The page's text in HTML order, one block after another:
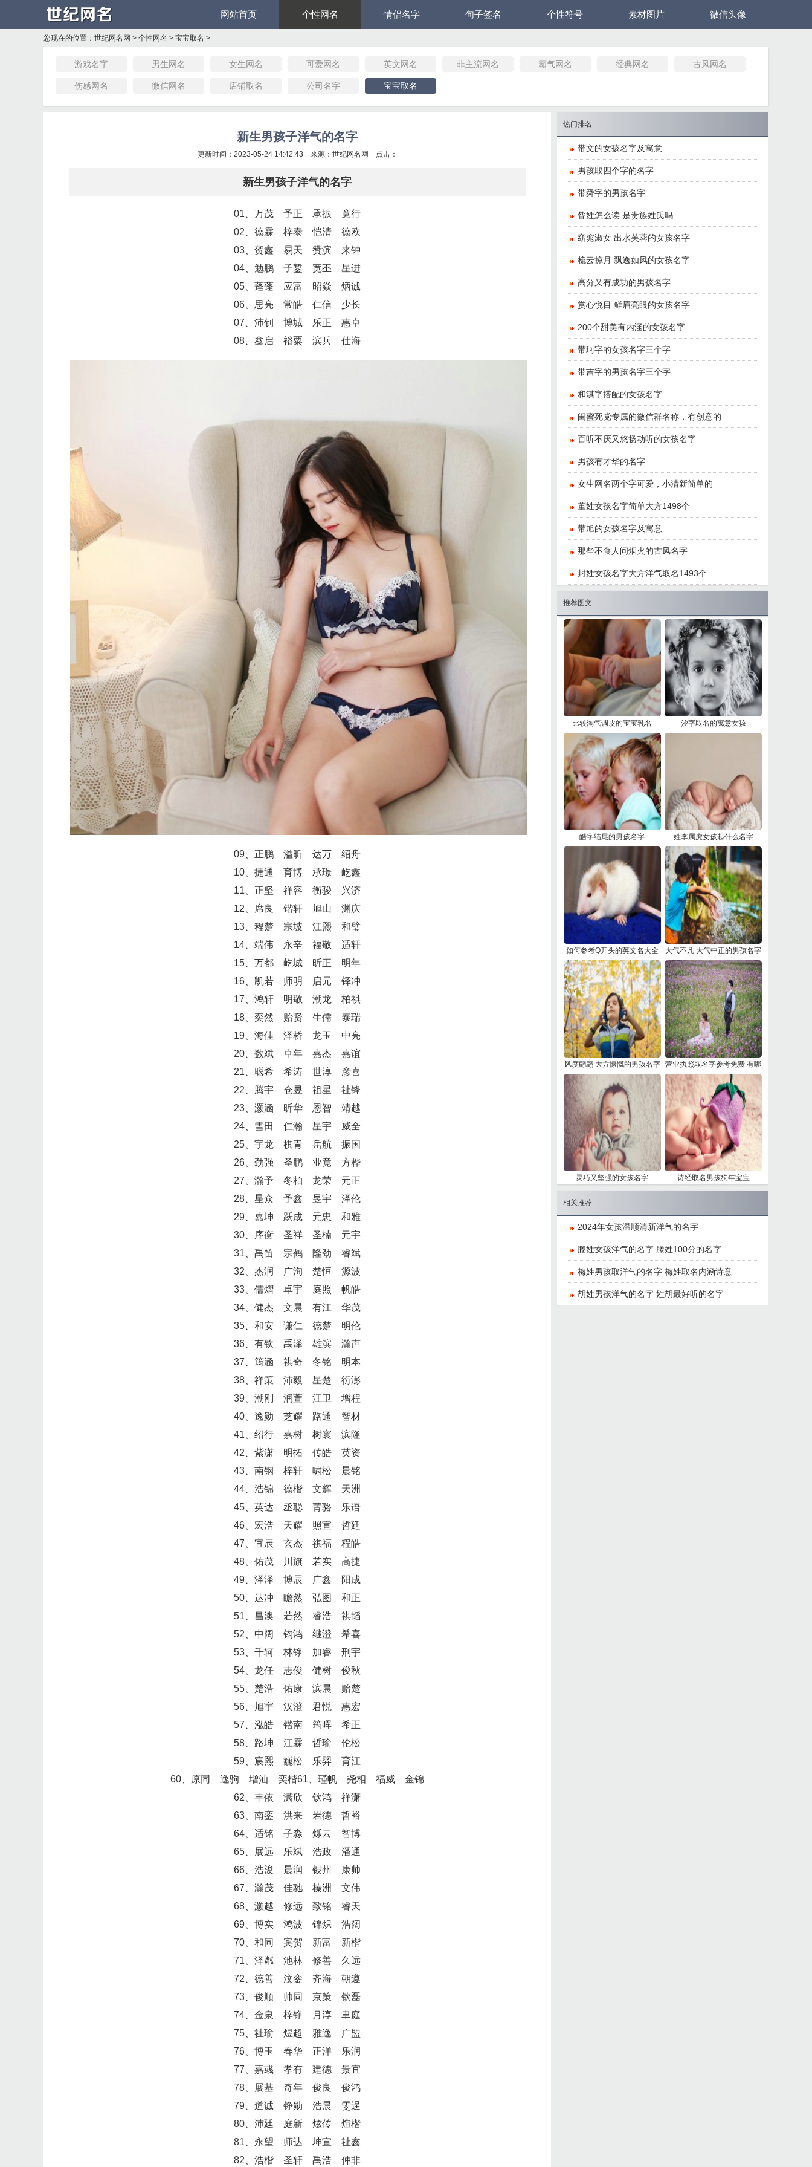
网站首页 个性网名 情侣名字 句子签名 个性符号 素材图片 微信头像
您现在的位置： 世纪网名网 > 个性网名 > 宝宝取名 >
游戏名字 男生网名 女生网名 可爱网名 英文网名 非主流网名 霸气网名 经典网名 古风网名
伤感网名 微信网名 店铺取名 公司名字 宝宝取名
新生男孩子洋气的名字
更新时间：2023-05-24 14:42:43 来源： 世纪网名网 点击：
新生男孩子洋气的名字
01、万茂 予正 承振 竟行
02、德霖 梓泰 恺清 德欧
03、贺鑫 易天 赞滨 来钟
04、勉鹏 子錾 宽丕 星进
05、蓬蓬 应富 昭焱 炳诚
06、思亮 常皓 仁信 少长
07、沛钊 博城 乐正 惠卓
08、鑫启 裕粟 滨兵 仕海
09、正鹏 溢昕 达万 绍舟
10、捷通 育博 承璟 屹鑫
11、正坚 祥容 衡骏 兴济
12、席良 锴轩 旭山 渊庆
13、程楚 宗坡 江熙 和璧
14、端伟 永辛 福敬 适轩
15、万都 屹城 昕正 明年
16、凯若 师明 启元 铎冲
17、鸿轩 明敬 潮龙 柏祺
18、奕然 贻贤 生儒 泰瑞
19、海佳 泽桥 龙玉 中亮
20、数斌 卓年 嘉杰 嘉谊
21、聪希 希涛 世淳 彦喜
22、腾宇 仓昱 祖星 祉锋
23、灏涵 昕华 恩智 靖越
24、雪田 仁瀚 星宇 威全
25、宇龙 棋青 岳航 振国
26、劲强 圣鹏 业竟 方桦
27、瀚予 冬柏 龙荣 元正
28、星众 予鑫 昱宇 泽伦
29、嘉坤 跃成 元忠 和雅
30、序衡 圣祥 圣楠 元宇
31、禹笛 宗鹤 隆劲 睿斌
32、杰润 广洵 楚恒 源波
33、儒熠 卓宇 庭照 帆皓
34、健杰 文晨 有江 华茂
35、和安 谦仁 德楚 明伦
36、有钦 禹泽 雄滨 瀚声
37、筠涵 祺奇 冬铭 明本
38、祥策 沛毅 星楚 衍澎
39、潮刚 润萱 江卫 增程
40、逸勋 芝耀 路通 智材
41、绍行 嘉树 树寰 滨隆
42、紫潇 明拓 传皓 英资
43、南钢 梓轩 啸松 晨铭
44、浩锦 德楷 文辉 天洲
45、英达 丞聪 菁骆 乐语
46、宏浩 天耀 照宣 哲廷
47、宜辰 玄杰 祺福 程皓
48、佑茂 川旗 若实 高捷
49、泽泽 博辰 广鑫 阳成
50、达冲 瞻然 弘图 和正
51、昌澳 若然 睿浩 祺韬
52、中阔 钧鸿 继澄 希喜
53、千轲 林铮 加睿 刑宇
54、龙任 志俊 健树 俊秋
55、楚浩 佑康 滨晨 贻楚
56、旭宇 汉澄 君悦 惠宏
57、泓皓 锴南 筠晖 希正
58、路坤 江霖 哲瑜 伦松
59、宸熙 巍松 乐羿 育江
60、原同 逸驹 增汕 奕楷61、瑾帆 尧相 福威 金锦
62、丰依 潇欣 钦鸿 祥潇
63、南銮 洪来 岩德 哲裕
64、适铭 子淼 烁云 智博
65、展远 乐斌 浩政 潘通
66、浩浚 晨润 银州 康帅
67、瀚茂 佳驰 榛洲 文伟
68、灏越 修远 致铭 睿天
69、博实 鸿波 锦炽 浩阔
70、和同 宾贺 新富 新楷
71、泽粼 池林 修善 久远
72、德善 汶銮 齐海 朝遵
73、俊顺 帅同 京策 钦磊
74、金泉 梓铮 月淳 聿庭
75、祉瑜 煜超 雅逸 广盟
76、博玉 春华 正洋 乐润
77、嘉彧 孝有 建德 景宜
78、展基 奇年 俊良 俊鸿
79、道诚 铮勋 浩晨 雯逞
80、沛廷 庭新 炫传 煊楷
81、永望 师达 坤宣 祉鑫
82、浩楷 圣轩 禹浩 仲非
热门排名
​带文的女孩名字及寓意
​男孩取四个字的名字
​带舜字的男孩名字
​昝姓怎么读 是贵族姓氏吗
​窈窕淑女 出水芙蓉的女孩名字
​梳云掠月 飘逸如风的女孩名字
​高分又有成功的男孩名字
​赏心悦目 鲜眉亮眼的女孩名字
​200个甜美有内涵的女孩名字
​带珂字的女孩名字三个字
​带吉字的男孩名字三个字
​和淇字搭配的女孩名字
​闺蜜死党专属的微信群名称，有创意的
​百听不厌又悠扬动听的女孩名字
​男孩有才华的名字
​女生网名两个字可爱，小清新简单的
董姓女孩名字简单大方1498个
​带旭的女孩名字及寓意
​那些不食人间烟火的古风名字
封姓女孩名字大方洋气取名1493个
推荐图文
​比较淘气调皮的宝宝乳名 ​汐字取名的寓意女孩
​皓字结尾的男孩名字 ​姓李属虎女孩起什么名字
​如何参考Q开头的英文名大全
取名 根据寓意选英文名
​大气不凡 大气中正的男孩名字
​风度翩翩 大方慷慨的男孩名字
​营业执照取名字参考免费 有哪
些起名原则
​灵巧又坚强的女孩名字 ​诗经取名男孩狗年宝宝
相关推荐
​2024年女孩温顺清新洋气的名字
滕姓女孩洋气的名字 滕姓100分的名字
梅姓男孩取洋气的名字 梅姓取名内涵诗意
胡姓男孩洋气的名字 姓胡最好听的名字